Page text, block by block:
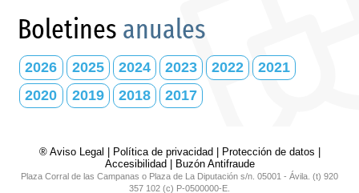
Boletines anuales
2026 2025 2024 2023 2022
2021
2020
2019 2018 2017
® Aviso Legal | Política de privacidad| Protección de datos |
Accesibilidad| Buzón Antifraude
Plaza Corral de las Campanas o Plaza de La Diputación s/n. 05001 - Ávila. (t) 920
357 102 (c) P-0500000-E.